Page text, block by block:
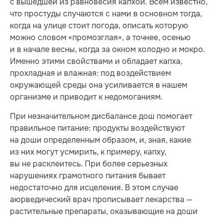
что простуды случаются с нами в основном тогда,
когда на улице стоит погода, описать которую
можно словом «промозглая», а точнее, осенью
и в начале весны, когда за окном холодно и мокро.
Именно этими свойствами и обладает капха,
прохладная и влажная: под воздействием
окружающей среды она усиливается в нашем
организме и приводит к недомоганиям.
При незначительном дисбалансе дош помогает
правильное питание: продукты воздействуют
на доши определенным образом, и, зная, какие
из них могут усмирить, к примеру, капху,
вы не расклеитесь. При более серьезных
нарушениях грамотного питания бывает
недостаточно для исцеления. В этом случае
аюрведический врач прописывает лекарства —
растительные препараты, оказывающие на доши